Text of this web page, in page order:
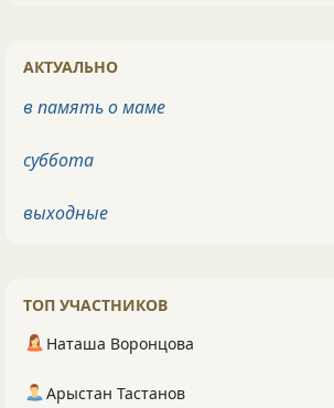
АКТУАЛЬНО
в память о маме
суббота
выходные
ТОП УЧАСТНИКОВ
Наташа Воронцова
Арыстан Тастанов